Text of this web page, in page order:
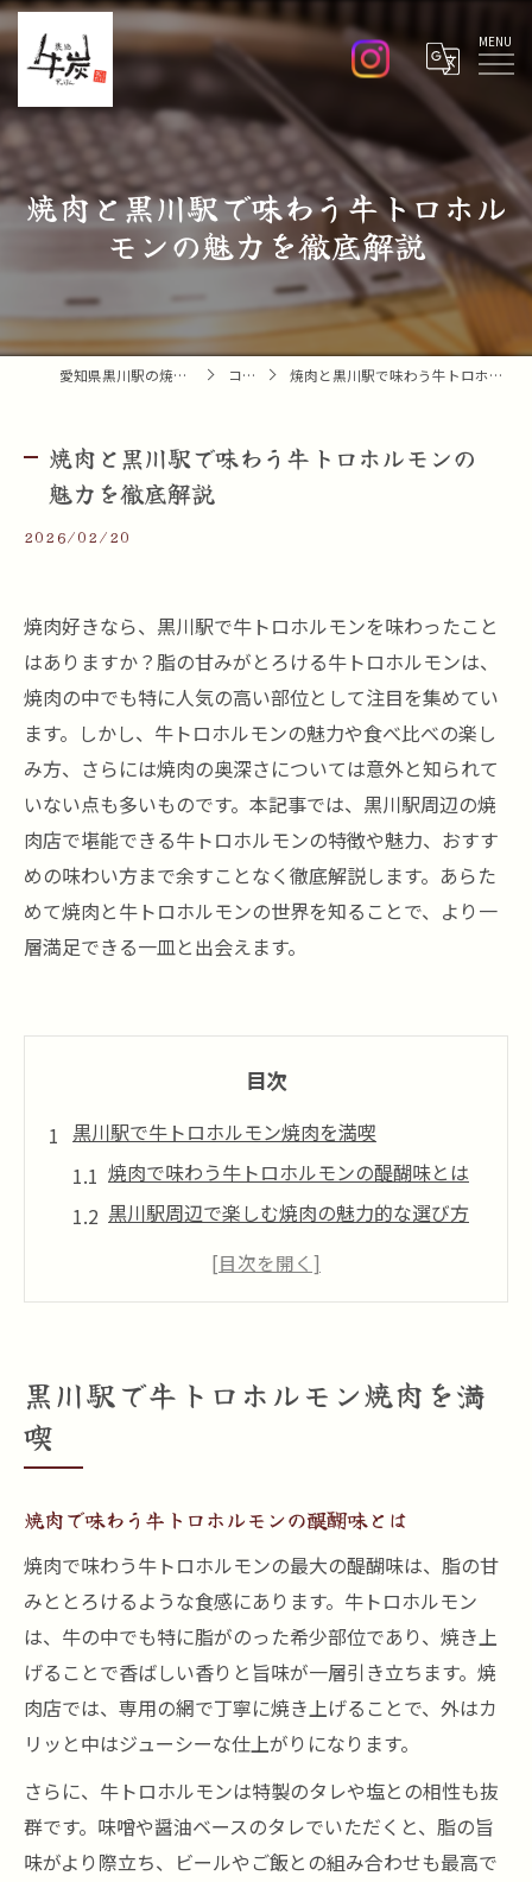
Menu
焼肉と黒川駅で味わう牛トロホル
モンの魅力を徹底解説
愛知県黒川駅の焼肉なら焼肉 牛炭 コラム 焼肉と黒川駅で味わう牛トロホルモンの魅力を徹底解説
焼肉と黒川駅で味わう牛トロホルモンの
魅力を徹底解説
2026/02/20
焼肉好きなら、黒川駅で牛トロホルモンを味わったこと
はありますか？脂の甘みがとろける牛トロホルモンは、
焼肉の中でも特に人気の高い部位として注目を集めてい
ます。しかし、牛トロホルモンの魅力や食べ比べの楽し
み方、さらには焼肉の奥深さについては意外と知られて
いない点も多いものです。本記事では、黒川駅周辺の焼
肉店で堪能できる牛トロホルモンの特徴や魅力、おすす
めの味わい方まで余すことなく徹底解説します。あらた
めて焼肉と牛トロホルモンの世界を知ることで、より一
層満足できる一皿と出会えます。
目次
黒川駅で牛トロホルモン焼肉を満喫
焼肉で味わう牛トロホルモンの醍醐味とは
黒川駅周辺で楽しむ焼肉の魅力的な選び方
焼肉店で牛トロホルモンを堪能するポイン
黒川駅で焼肉を満喫するための豆知識
験
牛トロホルモンの感動を焼肉レビューで紹
介
焼肉で実感する牛トロホルモンのとろける
旨味
黒川駅の焼肉店で出会った牛トロホルモン
話
焼肉通が語る牛トロホルモンの満足ポイン
ト
牛トロホルモンなら黒川駅周辺が熱い理由
黒川駅で牛トロホルモン焼肉を満
喫
焼肉で味わう牛トロホルモンの醍醐味とは
焼肉で味わう牛トロホルモンの最大の醍醐味は、脂の甘
みととろけるような食感にあります。牛トロホルモン
は、牛の中でも特に脂がのった希少部位であり、焼き上
げることで香ばしい香りと旨味が一層引き立ちます。焼
肉店では、専用の網で丁寧に焼き上げることで、外はカ
リッと中はジューシーな仕上がりになります。
さらに、牛トロホルモンは特製のタレや塩との相性も抜
群です。味噌や醤油ベースのタレでいただくと、脂の旨
味がより際立ち、ビールやご飯との組み合わせも最高で